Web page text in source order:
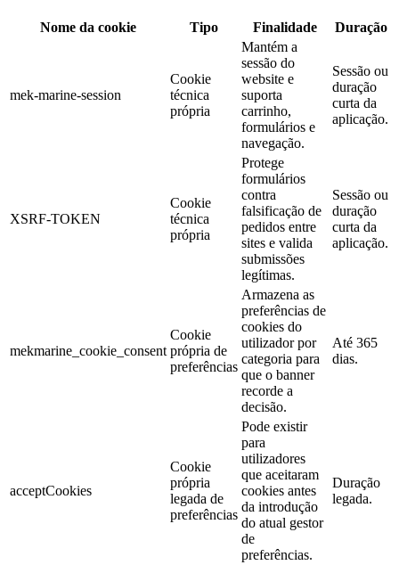
Nome da cookie Tipo Finalidade Duração
mek-marine-session
Cookie
técnica
própria
Mantém a
sessão do
website e
suporta
carrinho,
formulários e
navegação.
Sessão ou
duração
curta da
aplicação.
XSRF-TOKEN
Cookie
técnica
própria
Protege
formulários
contra
falsificação de
pedidos entre
sites e valida
submissões
legítimas.
Sessão ou
duração
curta da
aplicação.
mekmarine_cookie_consent
Cookie
própria de
preferências
Armazena as
preferências de
cookies do
utilizador por
categoria para
que o banner
recorde a
decisão.
Até 365
dias.
acceptCookies
Cookie
própria
legada de
preferências
Pode existir
para
utilizadores
que aceitaram
cookies antes
da introdução
do atual gestor
de
preferências.
Duração
legada.